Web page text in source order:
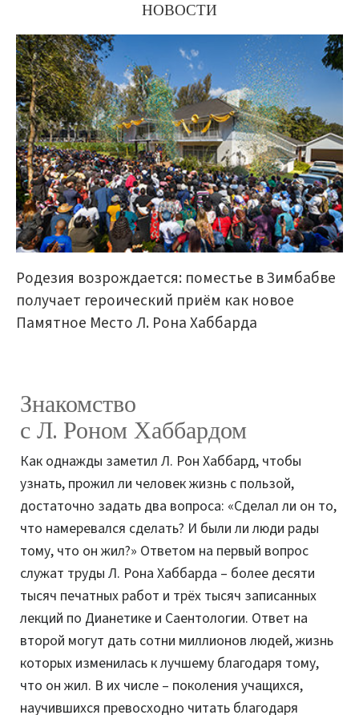
НОВОСТИ
Родезия возрождается: поместье в Зимбабве
получает героический приём как новое
Памятное Место Л. Рона Хаббарда
Знакомство
с Л. Роном Хаббардом
Как однажды заметил Л. Рон Хаббард, чтобы
узнать, прожил ли человек жизнь с пользой,
достаточно задать два вопроса: «Сделал ли он то,
что намеревался сделать? И были ли люди рады
тому, что он жил?» Ответом на первый вопрос
служат труды Л. Рона Хаббарда – более десяти
тысяч печатных работ и трёх тысяч записанных
лекций по Дианетике и Саентологии. Ответ на
второй могут дать сотни миллионов людей, жизнь
которых изменилась к лучшему благодаря тому,
что он жил. В их числе – поколения учащихся,
научившихся превосходно читать благодаря